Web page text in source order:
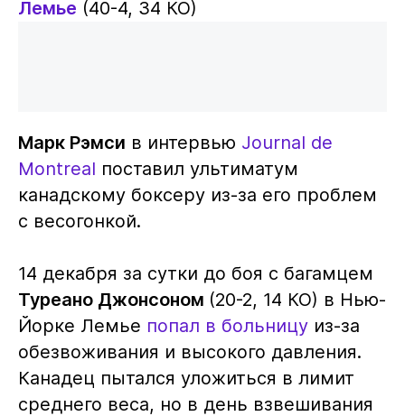
Лемье (40-4, 34 КО)
Марк Рэмси в интервью Journal de
Montreal поставил ультиматум
канадскому боксеру из-за его проблем
с весогонкой.
14 декабря за сутки до боя с багамцем
Туреано Джонсоном (20-2, 14 КО) в Нью-
Йорке Лемье попал в больницуиз-за
обезвоживания и высокого давления.
Канадец пытался уложиться в лимит
среднего веса, но в день взвешивания